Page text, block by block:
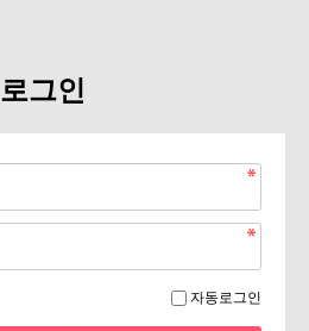
로그인
자동로그인